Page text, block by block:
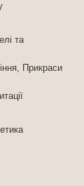
та
Прикраси